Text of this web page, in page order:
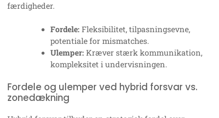
færdigheder.
Fordele: Fleksibilitet, tilpasningsevne,
potentiale for mismatches.
Ulemper: Kræver stærk kommunikation,
kompleksitet i undervisningen.
Fordele og ulemper ved hybrid forsvar vs.
zonedækning